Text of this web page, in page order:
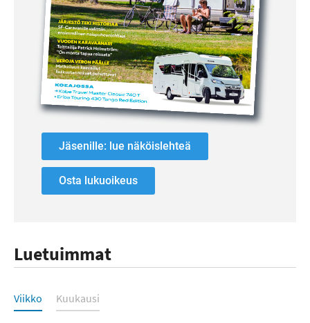
Jäsenille: lue näköislehteä
Osta lukuoikeus
Luetuimmat
Luetuimmat
Viikko Kuukausi